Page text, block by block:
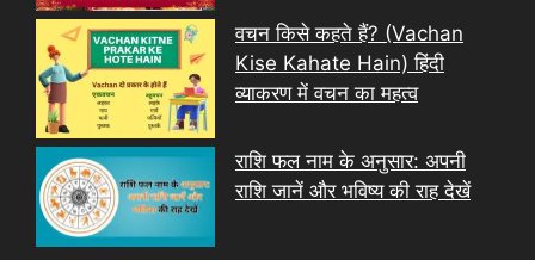
वचन किसे कहते हैं? (Vachan
Kise Kahate Hain) हिंदी
व्याकरण में वचन का महत्व
राशि फल नाम के अनुसार: अपनी
राशि जानें और भविष्य की राह देखें